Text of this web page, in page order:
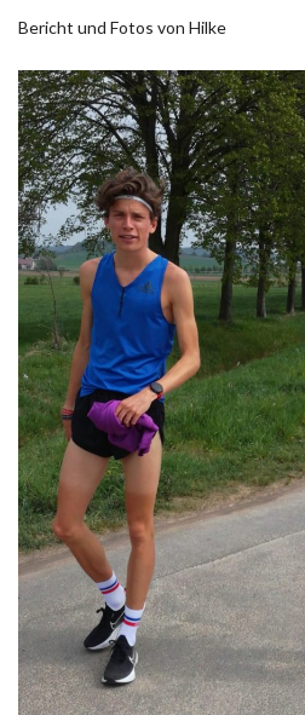
Bericht und Fotos von Hilke